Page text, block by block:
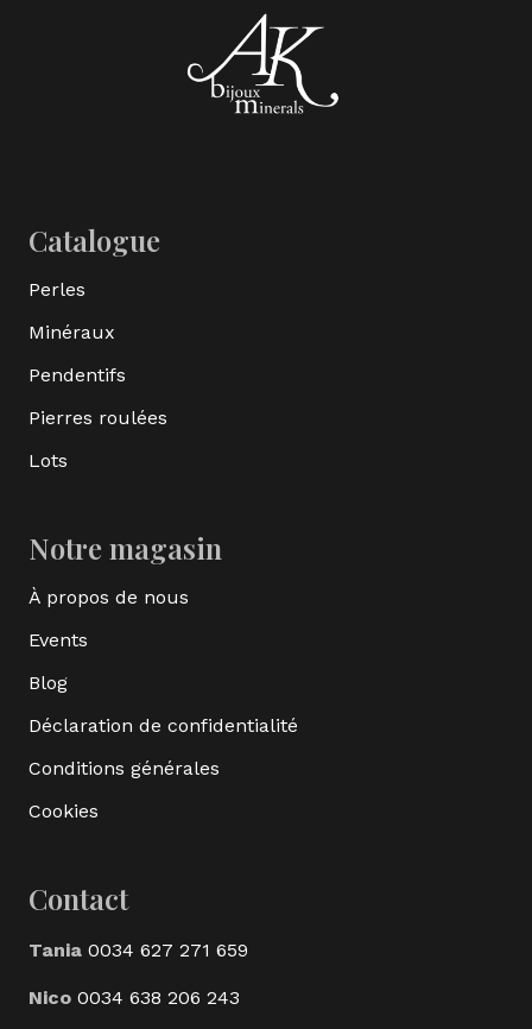
Catalogue
Perles
Minéraux
Pendentifs
Pierres roulées
Lots
Notre magasin
À propos de nous
Events
Blog
Déclaration de confidentialité
Conditions générales
Cookies
Contact
Tania 0034 627 271 659
Nico 0034 638 206 243